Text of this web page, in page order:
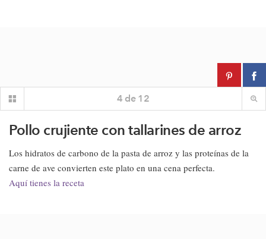
4 de 12
Pollo crujiente con tallarines de arroz
Los hidratos de carbono de la pasta de arroz y las proteínas de la
carne de ave convierten este plato en una cena perfecta.
Aquí tienes la receta